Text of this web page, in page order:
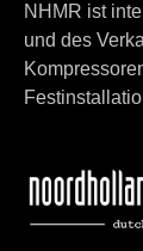
NHMR ist
und des